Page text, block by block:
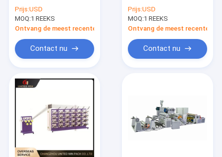
Grasproductielijn
Machine 4m TPR TPE
Prijs:USD
MOQ:1 REEKS
Ontvang de meest recente Prijs
Contact nu
Winding Machine
Prijs:USD
MOQ:1 REEKS
Ontvang de meest recente
Contact nu